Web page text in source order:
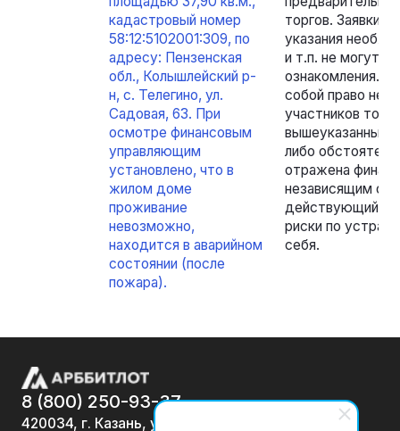
кадастровый номер
58:12:5102001:309, по
адресу: Пензенская
обл., Колышлейский р-
н, с. Телегино, ул.
Садовая, 63. При
осмотре финансовым
управляющим
установлено, что в
жилом доме
проживание
невозможно,
находится в аварийном
состоянии (после
пожара).
торгов. Заявки
указания
и т.п. не могут
ознакомления.
собой право не
участников
вышеуказанных
либо
отражена
независящим от
действующий
риски по
себя.
8 (800) 250-93-37
420034, г. Казань, ул.